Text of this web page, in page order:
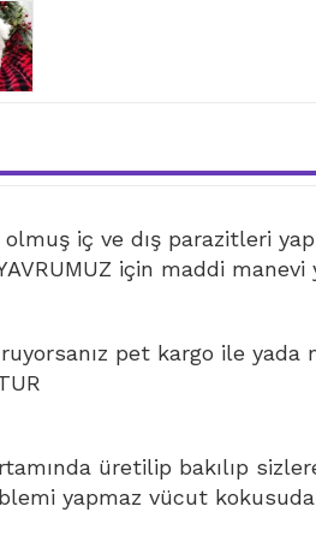
olmuş iç ve dış parazitleri
için maddi manevi
pet kargo ile
üretilip bakılıp
yapmaz vücut